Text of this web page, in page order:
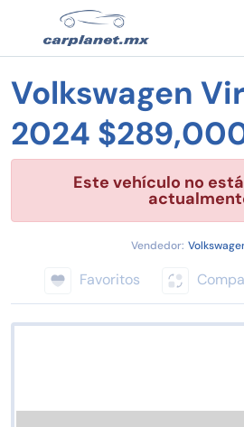
Volkswagen
2024
Este vehículo no
Vendedor:
Favoritos